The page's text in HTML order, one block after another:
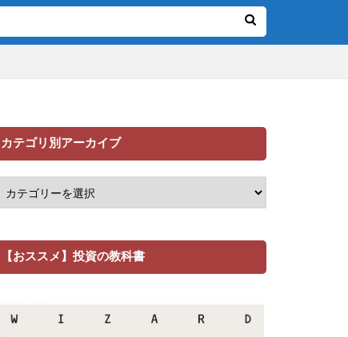
カテゴリ別アーカイブ
【おススメ】投資の教科書